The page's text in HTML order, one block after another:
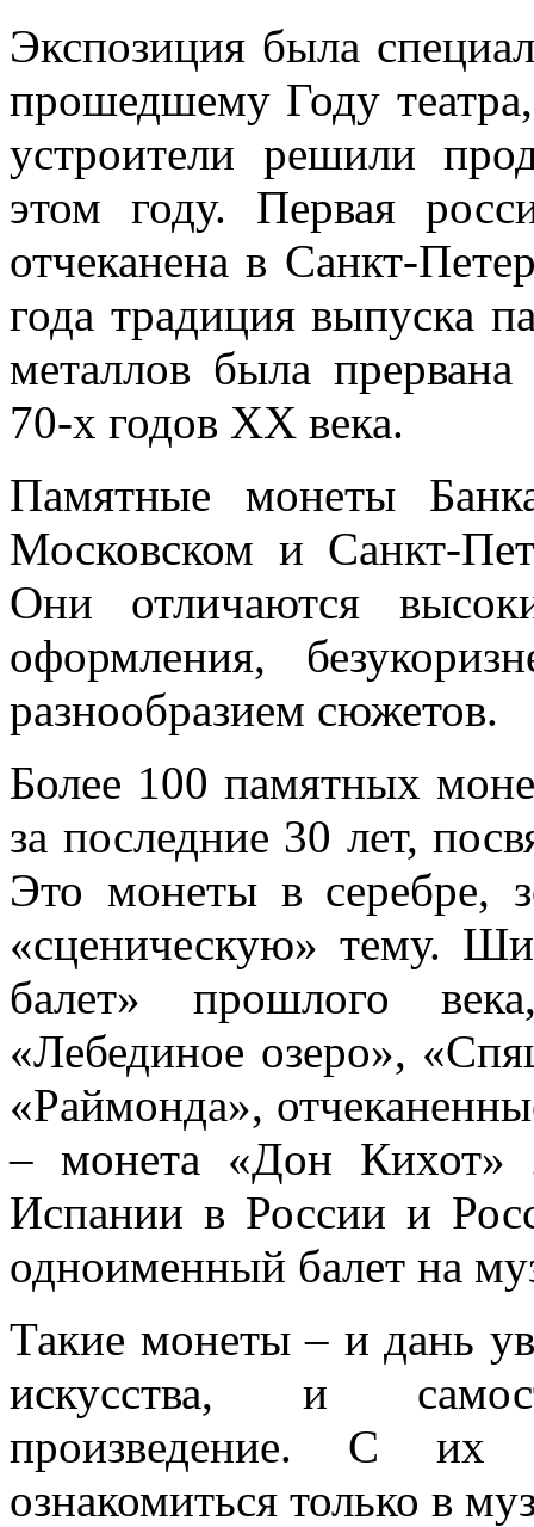
Экспозиция была
прошедшему Году
устроители решили
этом году. Первая
отчеканена в Санкт-
года традиция выпуска
металлов была
70-х годов XX века.
Памятные монеты
Московском и Санкт-
Они отличаются
оформления,
разнообразием сюжетов.
Более 100 памятных
за последние 30 лет,
Это монеты в серебре,
«сценическую» тему.
балет» прошлого
«Лебединое озеро»,
«Раймонда»,
– монета «Дон Кихот»
Испании в России и
одноименный балет на
Такие монеты – и дань
искусства, и
произведение. С их
ознакомиться только в